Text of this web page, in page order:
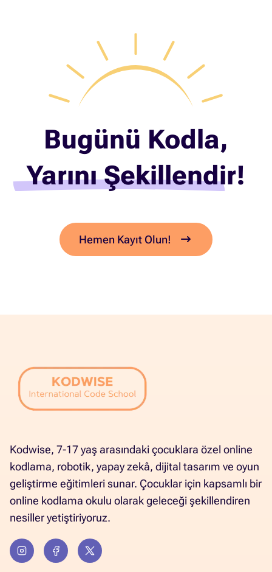
Bugünü Kodla,
Yarını Şekillendir!
Hemen Kayıt Olun!
Kodwise, 7-17 yaş arasındaki çocuklara özel online
kodlama, robotik, yapay zekâ, dijital tasarım ve oyun
geliştirme eğitimleri sunar. Çocuklar için kapsamlı bir
online kodlama okulu olarak geleceği şekillendiren
nesiller yetiştiriyoruz.